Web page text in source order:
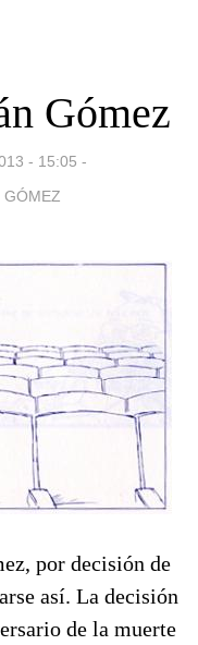
Gómez
- 15:05 -
GÓMEZ
por decisión de
así. La decisión
de la muerte